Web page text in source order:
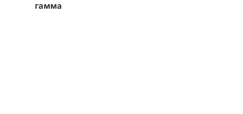
гамма